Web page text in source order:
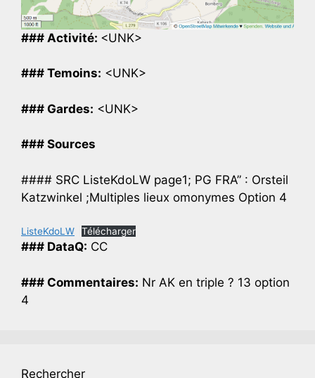
### Activité: <UNK>
### Temoins: <UNK>
### Gardes: <UNK>
### Sources
#### SRC ListeKdoLW page1; PG FRA” : Orsteil
Katzwinkel ;Multiples lieux omonymes Option 4
ListeKdoLW Télécharger
### DataQ: CC
### Commentaires: Nr AK en triple ? 13 option
4
Rechercher